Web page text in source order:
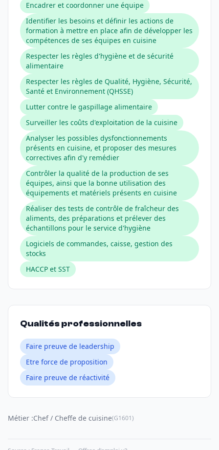
Encadrer et coordonner une équipe
Identifier les besoins et définir les actions de
formation à mettre en place afin de développer les
compétences de ses équipes en cuisine
Respecter les règles d'hygiène et de sécurité
alimentaire
Respecter les règles de Qualité, Hygiène, Sécurité,
Santé et Environnement (QHSSE)
Lutter contre le gaspillage alimentaire
Surveiller les coûts d'exploitation de la cuisine
Analyser les possibles dysfonctionnements
présents en cuisine, et proposer des mesures
correctives afin d'y remédier
Contrôler la qualité de la production de ses
équipes, ainsi que la bonne utilisation des
équipements et matériels présents en cuisine
Réaliser des tests de contrôle de fraîcheur des
aliments, des préparations et prélever des
échantillons pour le service d'hygiène
Logiciels de commandes, caisse, gestion des
stocks
HACCP et SST
Qualités professionnelles
Faire preuve de leadership
Etre force de proposition
Faire preuve de réactivité
Métier :Chef / Cheffe de cuisine(G1601)